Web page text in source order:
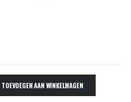
TOEVOEGEN AAN WINKELWAGEN